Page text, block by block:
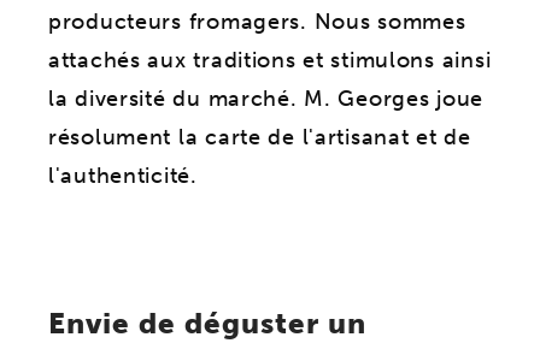
producteurs fromagers. Nous sommes
attachés aux traditions et stimulons ainsi
la diversité du marché. M. Georges joue
résolument la carte de l'artisanat et de
l'authenticité.
Envie de déguster un